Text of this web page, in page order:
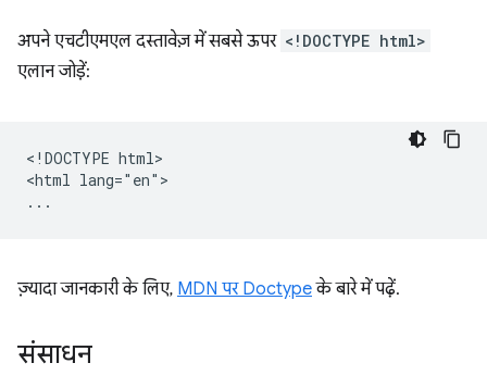
अपने एचटीएमएल दस्तावेज़ में सबसे ऊपर <!DOCTYPE html>
एलान जोड़ें:
<!DOCTYPE html>
<html lang="en">
ज़्यादा जानकारी के लिए, MDN पर Doctypeके बारे में पढ़ें.
संसाधन